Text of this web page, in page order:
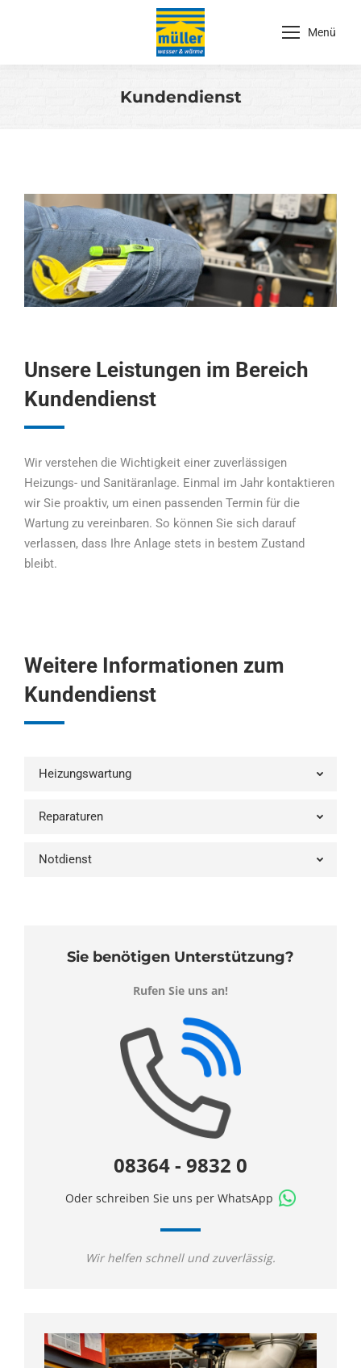
Menü
Kundendienst
Unsere Leistungen im Bereich
Kundendienst
Wir verstehen die Wichtigkeit einer zuverlässigen
Heizungs- und Sanitäranlage. Einmal im Jahr kontaktieren
wir Sie proaktiv, um einen passenden Termin für die
Wartung zu vereinbaren. So können Sie sich darauf
verlassen, dass Ihre Anlage stets in bestem Zustand
bleibt.
Weitere Informationen zum
Kundendienst
Heizungswartung
Reparaturen
Notdienst
Sie benötigen Unterstützung?
Rufen Sie uns an!
08364 - 9832 0
Oder schreiben Sie uns per WhatsApp
Wir helfen schnell und zuverlässig.